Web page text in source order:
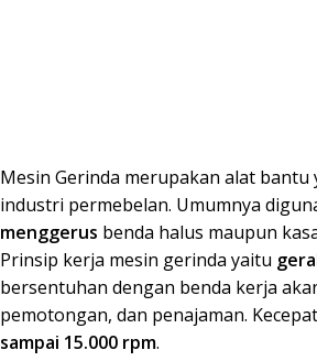
Mesin Gerinda merupakan alat
industri permebelan. Umumnya
menggerus benda halus maupun
Prinsip kerja mesin gerinda yaitu
bersentuhan dengan benda kerja
pemotongan, dan penajaman.
sampai 15.000 rpm.